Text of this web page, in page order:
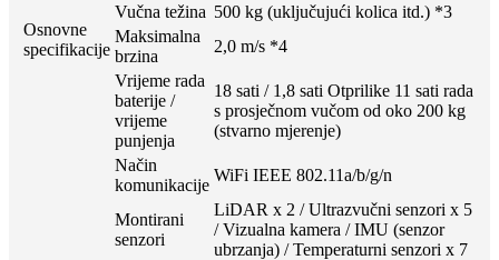
Osnovne
specifikacije
Vučna težina 500 kg (uključujući kolica itd.) *3
Maksimalna
brzina
2,0 m/s *4
Vrijeme rada
baterije /
vrijeme
punjenja
18 sati / 1,8 sati Otprilike 11 sati rada
s prosječnom vučom od oko 200 kg
(stvarno mjerenje)
Način
komunikacije
WiFi IEEE 802.11a/b/g/n
Montirani
senzori
LiDAR x 2 / Ultrazvučni senzori x 5
/ Vizualna kamera / IMU (senzor
ubrzanja) / Temperaturni senzori x 7